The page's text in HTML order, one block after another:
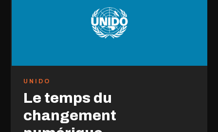
UNIDO
Le temps du
changement